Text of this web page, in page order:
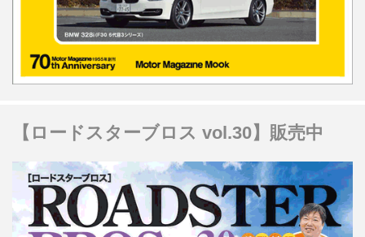
【ロードスターブロス vol.30】販売中